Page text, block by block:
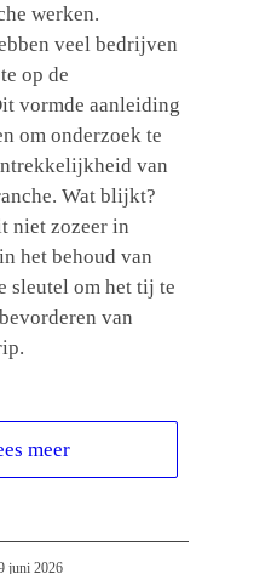
werken.
veel bedrijven
op de
vormde aanleiding
om onderzoek te
van
Wat blijkt?
niet zozeer in
het behoud van
sleutel om het tij te
van
meer
juni 2026